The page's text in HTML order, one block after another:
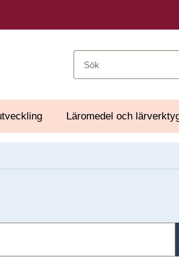
Läromedel och